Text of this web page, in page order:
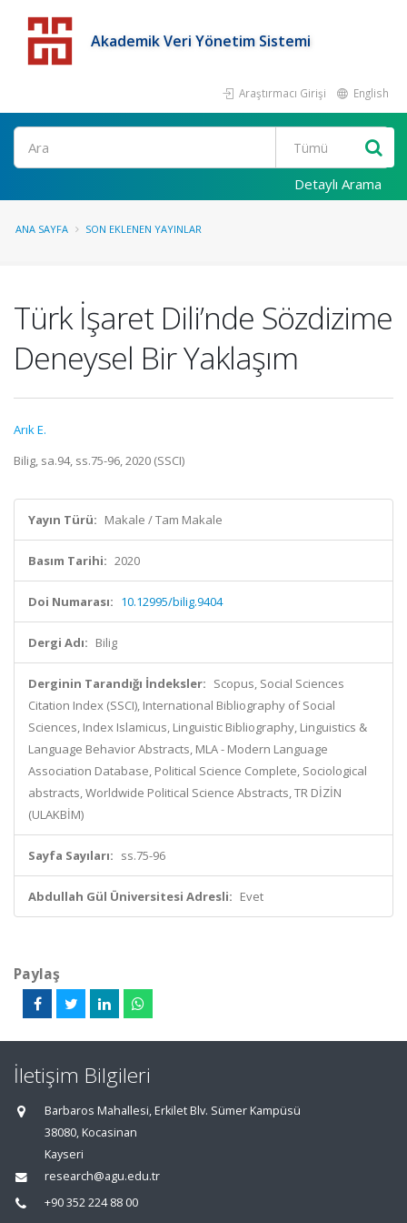
Akademik Veri Yönetim Sistemi
Araştırmacı Girişi English
Detaylı Arama
ANA SAYFA SON EKLENEN YAYINLAR
Türk İşaret Dili’nde Sözdizime
Deneysel Bir Yaklaşım
Arık E.
Bilig, sa.94, ss.75-96, 2020 (SSCI)
Yayın Türü: Makale / Tam Makale
Basım Tarihi: 2020
Doi Numarası: 10.12995/bilig.9404
Dergi Adı: Bilig
Derginin Tarandığı İndeksler: Scopus, Social Sciences
Citation Index (SSCI), International Bibliography of Social
Sciences, Index Islamicus, Linguistic Bibliography, Linguistics &
Language Behavior Abstracts, MLA - Modern Language
Association Database, Political Science Complete, Sociological
abstracts, Worldwide Political Science Abstracts, TR DİZİN
(ULAKBİM)
Sayfa Sayıları: ss.75-96
Abdullah Gül Üniversitesi Adresli: Evet
Paylaş
İletişim Bilgileri
Barbaros Mahallesi, Erkilet Blv. Sümer Kampüsü
38080, Kocasinan
Kayseri
research@agu.edu.tr
+90 352 224 88 00